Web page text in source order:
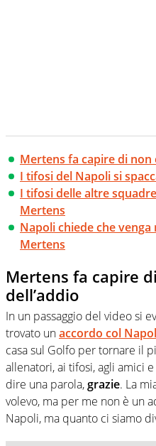
Mertens fa capire di non
I tifosi del Napoli si
I tifosi delle altre
Mertens
Napoli chiede che
Mertens
Mertens fa capire
dell’addio
In un passaggio del video si
trovato unaccordo col
casa sul Golfo per tornare il
allenatori, ai tifosi, agli amici
dire una parola,grazie. La
volevo, ma per me non è un
Napoli, ma quanto ci siamo